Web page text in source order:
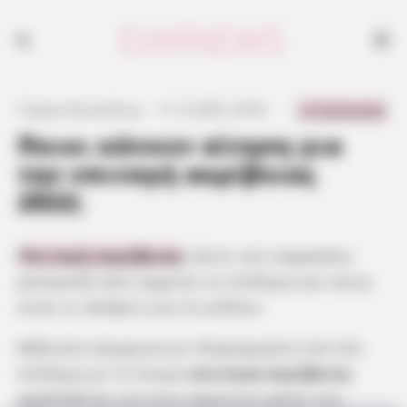
Ποιοι κάνουν αίτηση για
την επιταγή ακρίβειας
2022;
Επιταγή ακρίβειας
σχεδιάζεται για τους πρώτους μήνες του